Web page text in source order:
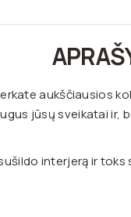
aukščiausios
jūsų sveikatai ir,
interjerą ir